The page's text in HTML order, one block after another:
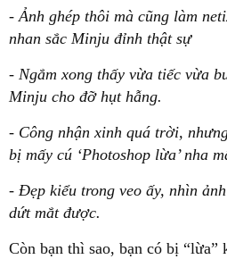
- Ảnh ghép thôi mà cũng làm
nhan sắc Minju đỉnh thật sự
- Ngắm xong thấy vừa tiếc vừa
Minju cho đỡ hụt hẫng.
- Công nhận xinh quá trời,
bị mấy cú ‘Photoshop lừa’ nha
- Đẹp kiểu trong veo ấy, nhìn
dứt mắt được.
Còn bạn thì sao, bạn có bị “lừa”